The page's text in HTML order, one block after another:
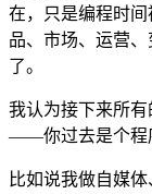
在，只是编程时
品、市场、运营
了。
我认为接下来所
——你过去是个程
比如说我做自媒